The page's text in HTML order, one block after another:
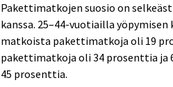
Pakettimatkojen suosio on
kanssa. 25–44-vuotiailla
matkoista pakettimatkoja oli 19
pakettimatkoja oli 34 prosenttia
45 prosenttia.